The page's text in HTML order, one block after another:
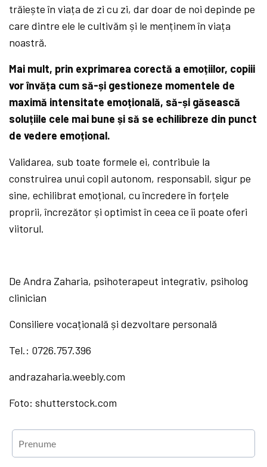
trăiește în viața de zi cu zi, dar doar de noi depinde pe
care dintre ele le cultivăm și le menținem în viața
noastră.
Mai mult, prin exprimarea corectă a emoțiilor, copiii
vor învăța cum să-și gestioneze momentele de
maximă intensitate emoțională, să-și găsească
soluțiile cele mai bune și să se echilibreze din punct
de vedere emoțional.
Validarea, sub toate formele ei, contribuie la
construirea unui copil autonom, responsabil, sigur pe
sine, echilibrat emoțional, cu încredere în forțele
proprii, încrezător și optimist în ceea ce îi poate oferi
viitorul.
De Andra Zaharia, psihoterapeut integrativ, psiholog
clinician
Consiliere vocațională și dezvoltare personală
Tel.: 0726.757.396
andrazaharia.weebly.com
Foto: shutterstock.com